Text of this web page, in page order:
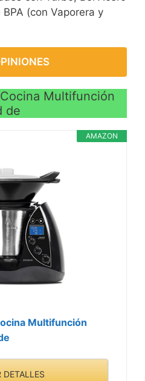
(con Vaporera y
Multifunción
de
AMAZON
Multifunción
DETALLES